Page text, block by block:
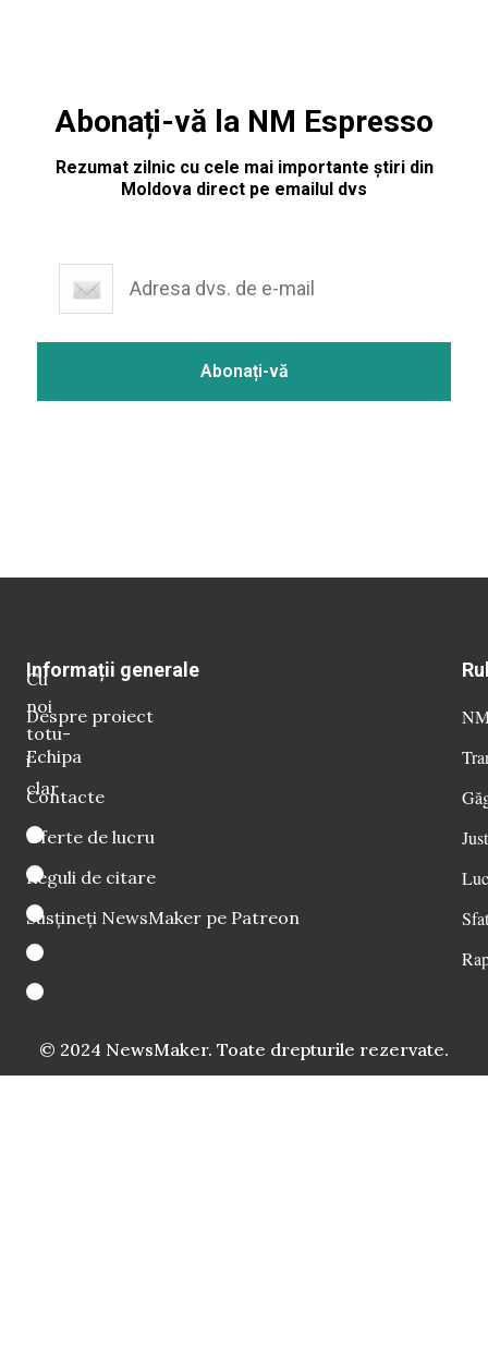
Abonați-vă la NM Espresso
Rezumat zilnic cu cele mai importante știri din
Moldova direct pe emailul dvs
Cu
noi
totu-
i
clar
Informații generale
Despre proiect
Echipa
Contacte
Oferte de lucru
Reguli de citare
Susțineți NewsMaker pe Patreon
© 2024 NewsMaker. Toate drepturile rezervate.